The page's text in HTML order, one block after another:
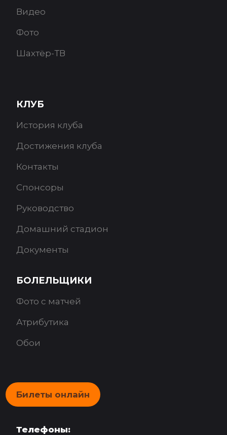
Видео
Фото
Шахтёр-ТВ
КЛУБ
История клуба
Достижения клуба
Контакты
Спонсоры
Руководство
Домашний стадион
Документы
БОЛЕЛЬЩИКИ
Фото с матчей
Атрибутика
Обои
Билеты онлайн
Телефоны: